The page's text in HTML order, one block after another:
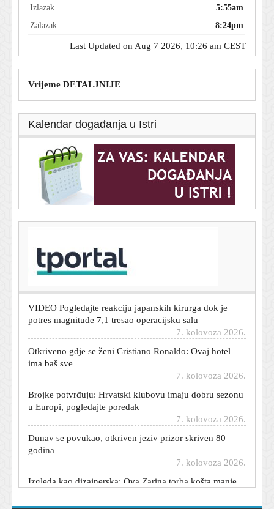
Izlazak
5:55am
Zalazak
8:24pm
Last Updated on Aug 7 2026, 10:26 am CEST
Vrijeme DETALJNIJE
Kalendar događanja u Istri
Srpska glumica iz serije 'Blago nama' skinula gotovo 30
kilograma: Otkrila tajnu izgleda
potres magnitude 7,1 tresao operacijsku salu
7. kolovoza 2026.
Otkriveno gdje se ženi Cristiano Ronaldo: Ovaj hotel
ima baš sve
Brojke potvrđuju: Hrvatski klubovu imaju dobru sezonu
u Europi, pogledajte poredak
Dunav se povukao, otkriven jeziv prizor skriven 80
godina
Izgleda kao dizajnerska: Ova Zarina torba košta manje
od 26 eura